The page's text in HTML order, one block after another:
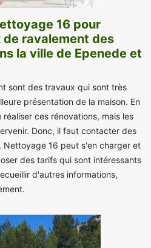
16 pour
ravalement des
la ville de Epenede et
sont des travaux qui sont très
présentation de la maison. En
ces rénovations, mais les
Donc, il faut contacter des
Nettoyage 16 peut s'en charger et
des tarifs qui sont intéressants
d'autres informations,